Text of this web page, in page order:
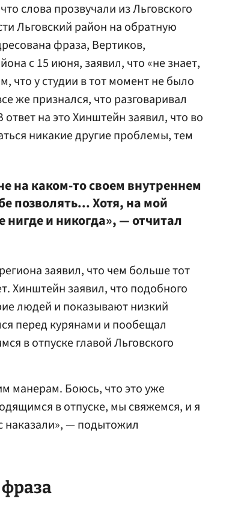
слова прозвучали из Льговского
Льговский район на обратную
фраза, Вертиков,
с 15 июня, заявил, что «не знает,
что у студии в тот момент не было
же признался, что разговаривал
на это Хинштейн заявил, что во
никакие другие проблемы, тем
на каком-то своем внутреннем
позволять... Хотя, на мой
нигде и никогда», — отчитал
заявил, что чем больше тот
Хинштейн заявил, что подобного
людей и показывают низкий
перед курянами и пообещал
в отпуске главой Льговского
манерам. Боюсь, что это уже
в отпуске, мы свяжемся, и я
наказали», — подытожил